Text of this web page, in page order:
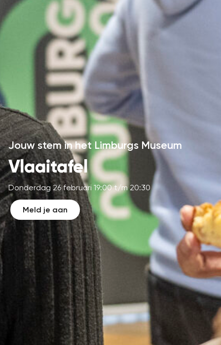
Jouw stem in het Limburgs Museum
Vlaaitafel
Donderdag 26 februari 19:00 t/m 20:30
Meld je aan